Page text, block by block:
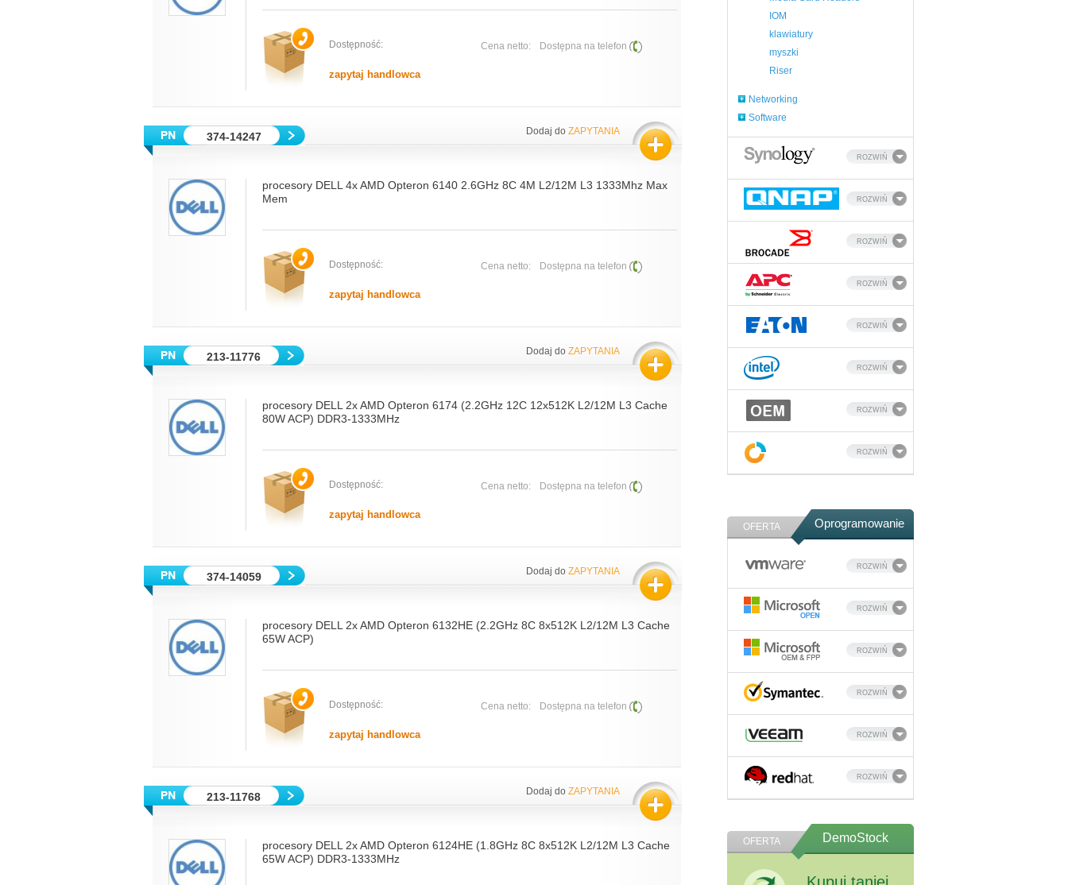
IOM
klawiatury
myszki
Riser
Networking
Software
ROZWIŃ
ROZWIŃ
ROZWIŃ
ROZWIŃ
ROZWIŃ
ROZWIŃ
ROZWIŃ
ROZWIŃ
OFERTA Oprogramowanie
ROZWIŃ
ROZWIŃ
ROZWIŃ
ROZWIŃ
ROZWIŃ
ROZWIŃ
OFERTA DemoStock
Dostępność:
zapytaj handlowca
Cena netto: Dostępna na telefon
374-14247 Dodaj do ZAPYTANIA
procesory DELL 4x AMD Opteron 6140 2.6GHz 8C 4M L2/12M L3 1333Mhz Max
Mem
Dostępność:
zapytaj handlowca
Cena netto: Dostępna na telefon
213-11776 Dodaj do ZAPYTANIA
procesory DELL 2x AMD Opteron 6174 (2.2GHz 12C 12x512K L2/12M L3 Cache
80W ACP) DDR3-1333MHz
Dostępność:
zapytaj handlowca
Cena netto: Dostępna na telefon
374-14059 Dodaj do ZAPYTANIA
procesory DELL 2x AMD Opteron 6132HE (2.2GHz 8C 8x512K L2/12M L3 Cache
65W ACP)
Dostępność:
zapytaj handlowca
Cena netto: Dostępna na telefon
213-11768 Dodaj do ZAPYTANIA
procesory DELL 2x AMD Opteron 6124HE (1.8GHz 8C 8x512K L2/12M L3 Cache
65W ACP) DDR3-1333MHz